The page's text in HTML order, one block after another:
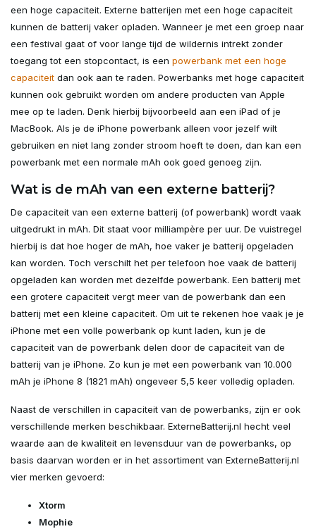
een hoge capaciteit. Externe batterijen met een hoge capaciteit
kunnen de batterij vaker opladen. Wanneer je met een groep naar
een festival gaat of voor lange tijd de wildernis intrekt zonder
toegang tot een stopcontact, is een powerbank met een hoge
capaciteit dan ook aan te raden. Powerbanks met hoge capaciteit
kunnen ook gebruikt worden om andere producten van Apple
mee op te laden. Denk hierbij bijvoorbeeld aan een iPad of je
MacBook. Als je de iPhone powerbank alleen voor jezelf wilt
gebruiken en niet lang zonder stroom hoeft te doen, dan kan een
powerbank met een normale mAh ook goed genoeg zijn.
Wat is de mAh van een externe batterij?
De capaciteit van een externe batterij (of powerbank) wordt vaak
uitgedrukt in mAh. Dit staat voor milliampère per uur. De vuistregel
hierbij is dat hoe hoger de mAh, hoe vaker je batterij opgeladen
kan worden. Toch verschilt het per telefoon hoe vaak de batterij
opgeladen kan worden met dezelfde powerbank. Een batterij met
een grotere capaciteit vergt meer van de powerbank dan een
batterij met een kleine capaciteit. Om uit te rekenen hoe vaak je je
iPhone met een volle powerbank op kunt laden, kun je de
capaciteit van de powerbank delen door de capaciteit van de
batterij van je iPhone. Zo kun je met een powerbank van 10.000
mAh je iPhone 8 (1821 mAh) ongeveer 5,5 keer volledig opladen.
Naast de verschillen in capaciteit van de powerbanks, zijn er ook
verschillende merken beschikbaar. ExterneBatterij.nl hecht veel
waarde aan de kwaliteit en levensduur van de powerbanks, op
basis daarvan worden er in het assortiment van ExterneBatterij.nl
vier merken gevoerd:
Xtorm
Mophie